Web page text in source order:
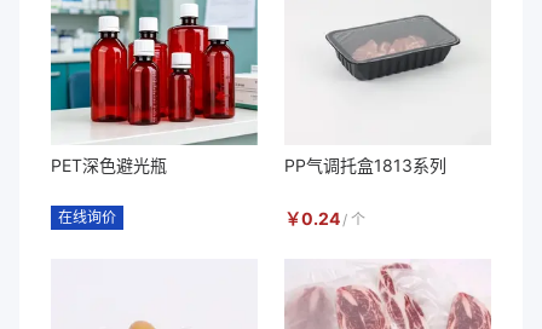
PET深色避光瓶
在线询价
PP气调托盒1813系列
￥0.24 / 个